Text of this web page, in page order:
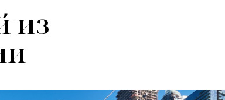
из